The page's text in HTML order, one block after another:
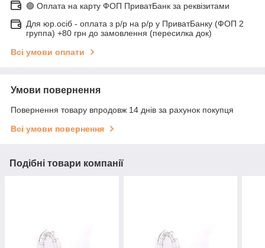
🟢 Оплата на карту ФОП ПриватБанк за реквізитами
Для юр.осіб - оплата з р/р на р/р у ПриватБанку (ФОП 2
группа) +80 грн до замовлення (пересилка док)
Всі умови оплати
Умови повернення
Повернення товару впродовж 14 днів за рахунок покупця
Всі умови повернення
Подібні товари компанії